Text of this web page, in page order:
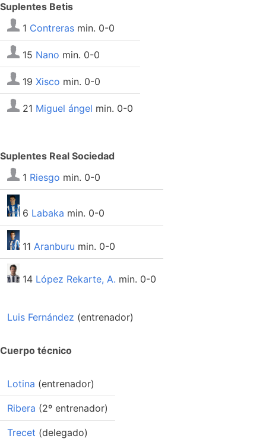
Suplentes Betis
1 Contreras min. 0-0
15 Nano min. 0-0
19 Xisco min. 0-0
21 Miguel ángel min. 0-0
Suplentes Real Sociedad
1 Riesgo min. 0-0
6 Labaka min. 0-0
11 Aranburu min. 0-0
14 López Rekarte, A. min. 0-0
Luis Fernández (entrenador)
Cuerpo técnico
Lotina (entrenador)
Ribera (2º entrenador)
Trecet (delegado)